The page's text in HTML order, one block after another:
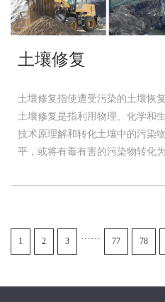
土壤修复
土壤修复指使遭受污染的土壤恢
土壤修复是指利用物理、化学和
技术原理解和转化土壤中的污染
平，或将有毒有害的污染物转化
1 2 3 …… 77 78